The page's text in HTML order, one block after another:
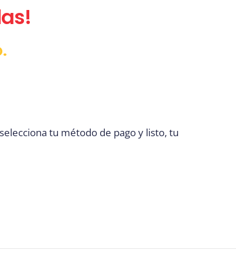
tu método de pago y listo, tu